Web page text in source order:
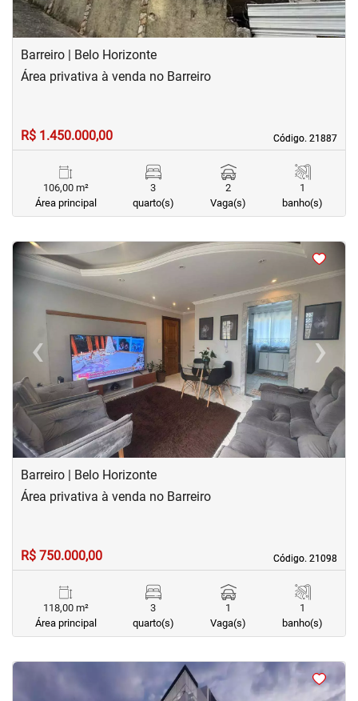
Barreiro | Belo Horizonte
Código. 21887
Código. 21887
Área privativa à venda no Barreiro
R$ 1.450.000,00
106,00 m²
Área principal
3
quarto(s)
2
Vaga(s)
1
banho(s)
<<<<
‹Previous ›Next
Barreiro | Belo Horizonte
Código. 21098
Código. 21098
Área privativa à venda no Barreiro
R$ 750.000,00
118,00 m²
Área principal
3
quarto(s)
1
Vaga(s)
1
banho(s)
<